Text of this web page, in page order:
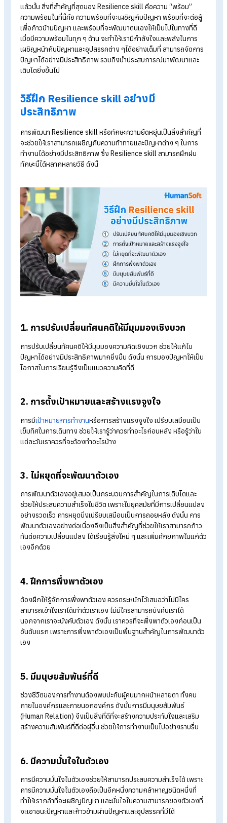
เพราะช่วยสร้างพลังบวกในการเผชิญกับปัญหาที่มีอยู่ตรงหน้าได้
ปัจจัยที่ช่วยให้เราฝ่าฟันอุปสรรคและผ่านวิกฤตต่าง ๆ ไปได้ โดยมอ
เห็นโอกาสและสร้างพลังบวกจากสถานการณ์ท้าทายนั้น ๆ ได้อย่า
ประสิทธิภาพและมีความสุขในการทำงานได้มากยิ่งขึ้น
การทบทวนปัญหาหรือเหตุการณ์ที่เกิดขึ้น นับเป็นส่วนสำคัญของก
ของปัญหา เพื่อสามารถแก้ไขปัญหาได้อย่างตรงจุด นำบทเรียนจา
ประสบการณ์ในอดีตมาปรับปรุงวิธีการรับมือกับปัญหาในอนาคต
นอกจากได้ทบทวนถึงปัญหาแล้ว ยังได้ทบทวนการกระทำของตนเ
ทำให้กล้าที่จะตั้งคำถามกับตัวเอง และได้ทราบถึงข้อบกพร่องของ
ยิ่งขึ้น
พร้อมต่อสู้กับปัญหาและพัฒนาตนเอง
นอกจากลักษณะต่าง ๆ ของ Resilience skill ที่ได้กล่าวไปข้างต้น
แล้วนั้น สิ่งที่สำคัญที่สุดของ Resilience skill คือความ “พร้อม”
ความพร้อมในที่นี้คือ ความพร้อมที่จะเผชิญกับปัญหา พร้อมที่จะต่
เพื่อก้าวข้ามปัญหา และพร้อมที่จะพัฒนาตนเองให้เป็นไปในทางที่ดี
ปัญหาได้อย่างมีประสิทธิภาพ รวมถึงนำประสบการณ์มาพัฒนาและ
เติบโตยิ่งขึ้นไป
วิธีฝึก Resilience skill อย่างมี
การพัฒนา Resilience skill หรือทักษะความยืดหยุ่นเป็นสิ่งสำคัญ
จะช่วยให้เราสามารถเผชิญกับความท้าทายและปัญหาต่าง ๆ ในการ
ทำงานได้อย่างมีประสิทธิภาพ ซึ่ง Resilience skill สามารถฝึกฝน
ทักษะนี้ได้หลากหลายวิธี ดังนี้
1. การปรับเปลี่ยนทัศนคติให้มีมุมมองเชิงบวก
โอกาสในการเรียนรู้จึงเป็นแนวความคิดที่ดี
2. การตั้งเป้าหมายและสร้างแรงจูงใจ
แต่ละวันเราควรที่จะต้องทำอะไรบ้าง
3. ไม่หยุดที่จะพัฒนาตัวเอง